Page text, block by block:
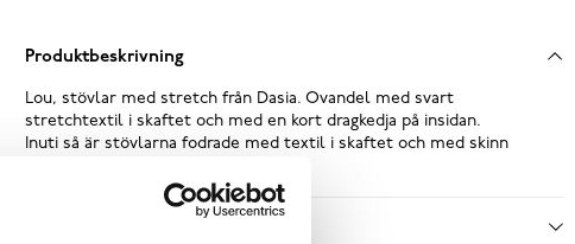
Produktbeskrivning
Lou, stövlar med stretch från Dasia. Ovandel med svart
stretchtextil i skaftet och med en kort dragkedja på insidan.
Inuti så är stövlarna fodrade med textil i skaftet och med skinn